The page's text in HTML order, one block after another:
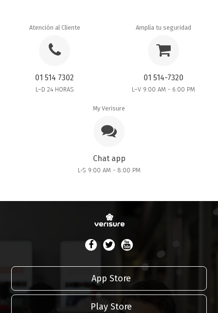
Atención al Cliente
01 514 7302
L–D 24 HORAS
Amplía tu seguridad
01 514-7320
L–V 9:00 AM - 6:00 PM
My Verisure
Chat app
L-S 9:00 AM - 8:00 PM
App Store
Play Store